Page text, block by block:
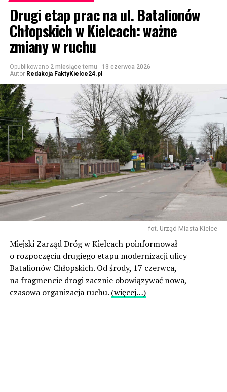
Drugi etap prac na ul. Batalionów
Chłopskich w Kielcach: ważne
zmiany w ruchu
Opublikowano 2 miesiące temu - 13 czerwca 2026
Autor Redakcja FaktyKielce24.pl
fot. Urząd Miasta Kielce
Miejski Zarząd Dróg w Kielcach poinformował
o rozpoczęciu drugiego etapu modernizacji ulicy
Batalionów Chłopskich. Od środy, 17 czerwca,
na fragmencie drogi zacznie obowiązywać nowa,
czasowa organizacja ruchu. (więcej…)